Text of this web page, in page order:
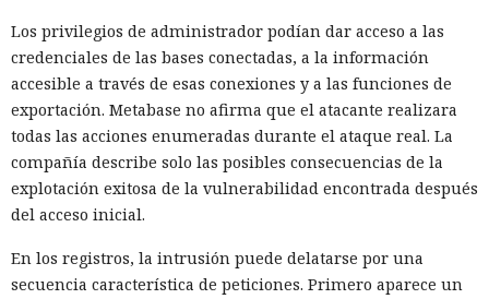
Los privilegios de administrador podían dar acceso a las
credenciales de las bases conectadas, a la información
accesible a través de esas conexiones y a las funciones de
exportación. Metabase no afirma que el atacante realizara
todas las acciones enumeradas durante el ataque real. La
compañía describe solo las posibles consecuencias de la
explotación exitosa de la vulnerabilidad encontrada después
del acceso inicial.
En los registros, la intrusión puede delatarse por una
secuencia característica de peticiones. Primero aparece un